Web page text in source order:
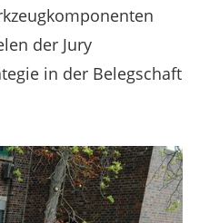
der Jury
in der Belegschaft